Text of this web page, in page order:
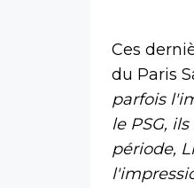
Ces
du Paris
parfois
le PSG,
période,